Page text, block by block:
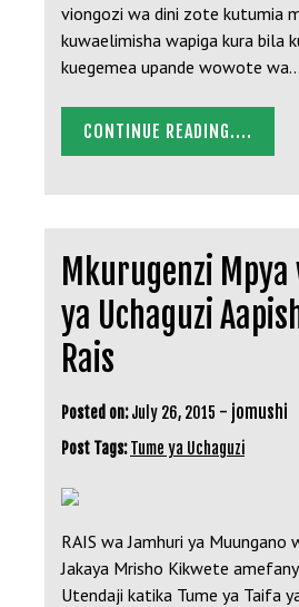
viongozi wa dini zote kutumia
kuwaelimisha wapiga kura bila
kuegemea upande wowote wa…
CONTINUE READING....
Mkurugenzi Mpya
ya Uchaguzi
Rais
Posted on: July 26, 2015 - jomushi
Post Tags:Tume ya Uchaguzi
RAIS wa Jamhuri ya Muungano
Jakaya Mrisho Kikwete
Utendaji katika Tume ya Taifa